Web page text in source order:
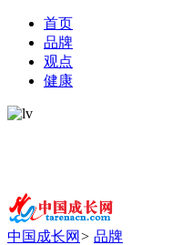
首页
品牌
观点
健康
中国成长网 > 品牌